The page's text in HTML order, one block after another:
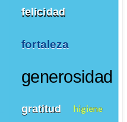
felicidad
fortaleza
generosidad
gratitud higiene